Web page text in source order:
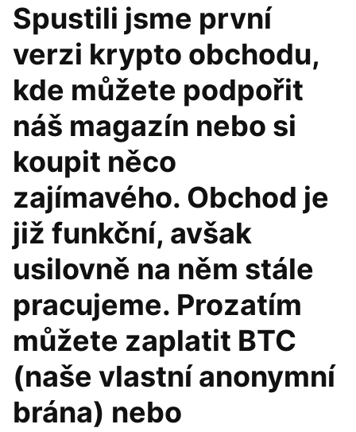
Spustili jsme první
verzi krypto obchodu,
kde můžete podpořit
náš magazín nebo si
koupit něco
zajímavého. Obchod je
již funkční, avšak
usilovně na něm stále
pracujeme. Prozatím
můžete zaplatit BTC
(naše vlastní anonymní
brána) nebo